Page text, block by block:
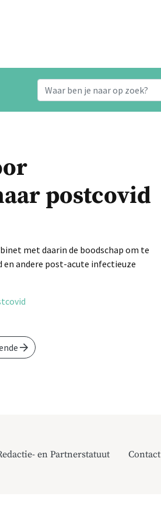
postcovid
met daarin de boodschap om te
andere post-acute infectieuze
en Partnerstatuut Contact